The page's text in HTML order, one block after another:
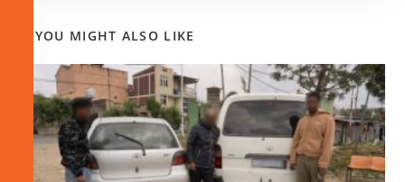
YOU MIGHT ALSO LIKE